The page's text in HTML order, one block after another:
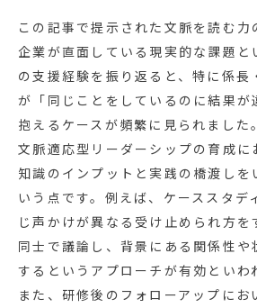
この記事で提示された文脈を読む力
企業が直面している現実的な課題と
の支援経験を振り返ると、特に係長
が「同じことをしているのに結果が
抱えるケースが頻繁に見られました。
文脈適応型リーダーシップの育成に
知識のインプットと実践の橋渡しを
いう点です。例えば、ケーススタデ
じ声かけが異なる受け止められ方
同士で議論し、背景にある関係性や
するというアプローチが有効といわ
また、研修後のフォローアップにお